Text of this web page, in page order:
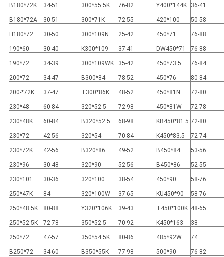
B180*72K 34-51 300*55.5K 76-82 Y400*144K 36-41
B180*72A 30-51 300*71K 72-55 420*100 50-58
H180*72 30-50 300*109N 25-42 450*71 76-88
190*60 30-40 K300*109 37-41 DW450*71 76-88
190*72 34-39 300*109WK 35-42 450*73.5 76-84
200*72 34-47 B300*84 78-52 450*76 80-84
200-*72K 37-47 T300*86K 48-52 450*81N 72-80
230*48 60-84 320*52.5 72-98 450*81W 72-78
230*48K 60-84 B320*52.5 68-98 KB450*81.5 72-80
230*72 42-56 320*54 70-84 K450*83.5 72-74
230*72K 42-56 B320*86 49-52 B450*84 53-56
230*96 30-48 320*90 52-56 B450*86 52-55
230*101 30-36 320*100 38-54 450*90 58-76
250*47K 84 320*100W 37-65 KU450*90 58-76
250*48.5K 80-88 Y320*106K 39-43 T450*100K 48-65
250*52.5K 72-78 350*52.5 70-92 K450*163 38
250*72 47-57 350*54.5K 80-86 485*92W 74
B250*72 34-60 B350*55K 77-98 500*90 76-82